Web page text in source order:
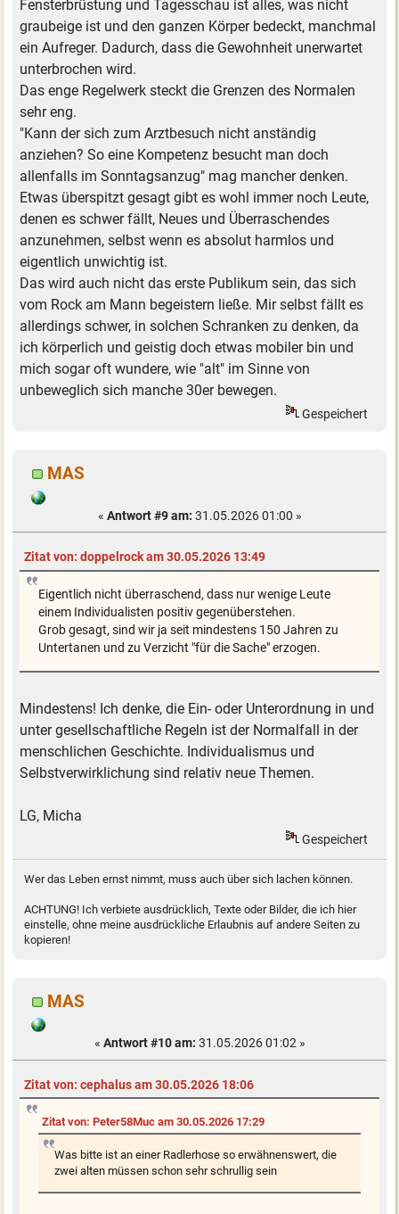
Fensterbrüstung und Tagesschau ist alles, was nicht
graubeige ist und den ganzen Körper bedeckt, manchmal
ein Aufreger. Dadurch, dass die Gewohnheit unerwartet
unterbrochen wird.
Das enge Regelwerk steckt die Grenzen des Normalen
sehr eng.
"Kann der sich zum Arztbesuch nicht anständig
anziehen? So eine Kompetenz besucht man doch
allenfalls im Sonntagsanzug" mag mancher denken.
Etwas überspitzt gesagt gibt es wohl immer noch Leute,
denen es schwer fällt, Neues und Überraschendes
anzunehmen, selbst wenn es absolut harmlos und
eigentlich unwichtig ist.
Das wird auch nicht das erste Publikum sein, das sich
vom Rock am Mann begeistern ließe. Mir selbst fällt es
allerdings schwer, in solchen Schranken zu denken, da
ich körperlich und geistig doch etwas mobiler bin und
mich sogar oft wundere, wie "alt" im Sinne von
unbeweglich sich manche 30er bewegen.
Gespeichert
MAS
« Antwort #9 am: 31.05.2026 01:00 »
Zitat von: doppelrock am 30.05.2026 13:49
Eigentlich nicht überraschend, dass nur wenige Leute
einem Individualisten positiv gegenüberstehen.
Grob gesagt, sind wir ja seit mindestens 150 Jahren zu
Untertanen und zu Verzicht "für die Sache" erzogen.
Mindestens! Ich denke, die Ein- oder Unterordnung in und
unter gesellschaftliche Regeln ist der Normalfall in der
menschlichen Geschichte. Individualismus und
Selbstverwirklichung sind relativ neue Themen.
LG, Micha
Gespeichert
Wer das Leben ernst nimmt, muss auch über sich lachen können.
ACHTUNG! Ich verbiete ausdrücklich, Texte oder Bilder, die ich hier
einstelle, ohne meine ausdrückliche Erlaubnis auf andere Seiten zu
kopieren!
MAS
« Antwort #10 am: 31.05.2026 01:02 »
Zitat von: cephalus am 30.05.2026 18:06
Zitat von: Peter58Muc am 30.05.2026 17:29
Was bitte ist an einer Radlerhose so erwähnenswert, die
zwei alten müssen schon sehr schrullig sein